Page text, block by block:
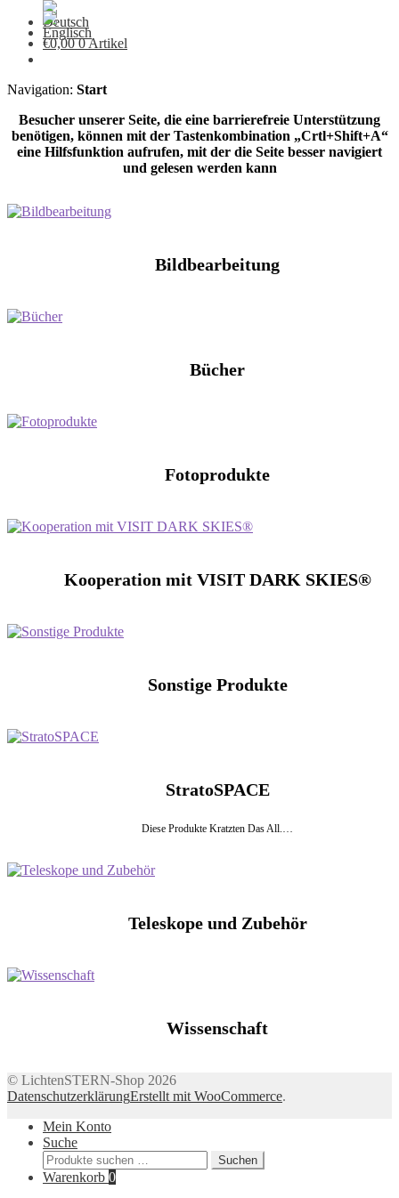
€0,00 0 Artikel
Navigation: Start
Besucher unserer Seite, die eine barrierefreie Unterstützung
benötigen, können mit der Tastenkombination „Crtl+Shift+A“
eine Hilfsfunktion aufrufen, mit der die Seite besser navigiert
und gelesen werden kann
Bildbearbeitung
Bücher
Fotoprodukte
Kooperation mit VISIT DARK SKIES®
Sonstige Produkte
StratoSPACE
Diese Produkte Kratzten Das All.…
Teleskope und Zubehör
Wissenschaft
© LichtenSTERN-Shop 2026
DatenschutzerklärungErstellt mit WooCommerce.
Mein Konto
Suche
Suchen
nach:
Suchen
Warenkorb 0